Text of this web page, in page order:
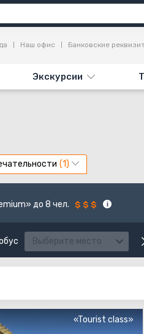
Экскурсии
Наш офис Банковские
до 8 чел.
Выберите место
«Tourist class»